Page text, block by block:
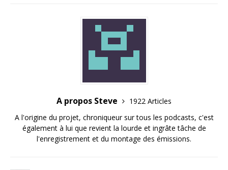
A propos Steve
1922 Articles
A l'origine du projet, chroniqueur sur tous les podcasts, c'est
également à lui que revient la lourde et ingrâte tâche de
l'enregistrement et du montage des émissions.